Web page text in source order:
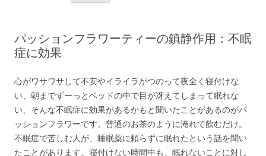
パッションフラワーティーの鎮静作用：不眠
症に効果
心がワサワサして不安やイライラがつのって夜全く寝付けな
い、朝までずーっとベッドの中で目が冴えてしまって眠れな
い、そんな不眠症に効果があるかもと聞いたことがあるのがパ
ッションフラワーです。普通のお茶のように淹れて飲むだけ。
不眠症で苦しむ人が、睡眠薬に頼らずに眠れたという話を聞い
たことがあります。寝付けない時間中も、眠れないことに対し